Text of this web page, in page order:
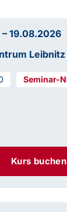
–19.08.2026
Leibnitz
Kurs buchen